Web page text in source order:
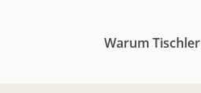
Warum Tischler